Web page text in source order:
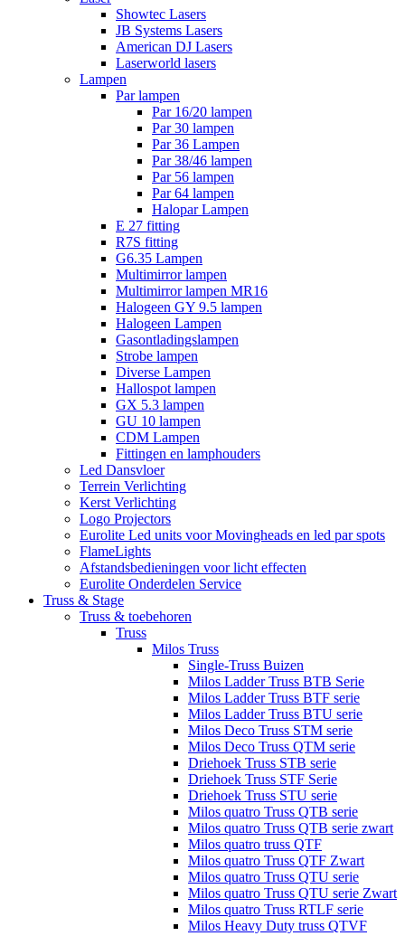
Showtec Lasers
JB Systems Lasers
American DJ Lasers
Laserworld lasers
Lampen
Par lampen
Par 16/20 lampen
Par 30 lampen
Par 36 Lampen
Par 38/46 lampen
Par 56 lampen
Par 64 lampen
Halopar Lampen
E 27 fitting
R7S fitting
G6.35 Lampen
Multimirror lampen
Multimirror lampen MR16
Halogeen GY 9.5 lampen
Halogeen Lampen
Gasontladingslampen
Strobe lampen
Diverse Lampen
Hallospot lampen
GX 5.3 lampen
GU 10 lampen
CDM Lampen
Fittingen en lamphouders
Led Dansvloer
Terrein Verlichting
Kerst Verlichting
Logo Projectors
Eurolite Led units voor Movingheads en led par spots
FlameLights
Afstandsbedieningen voor licht effecten
Eurolite Onderdelen Service
Truss & Stage
Truss & toebehoren
Truss
Milos Truss
Single-Truss Buizen
Milos Ladder Truss BTB Serie
Milos Ladder Truss BTF serie
Milos Ladder Truss BTU serie
Milos Deco Truss STM serie
Milos Deco Truss QTM serie
Driehoek Truss STB serie
Driehoek Truss STF Serie
Driehoek Truss STU serie
Milos quatro Truss QTB serie
Milos quatro Truss QTB serie zwart
Milos quatro truss QTF
Milos quatro Truss QTF Zwart
Milos quatro Truss QTU serie
Milos quatro Truss QTU serie Zwart
Milos quatro Truss RTLF serie
Milos Heavy Duty truss QTVF